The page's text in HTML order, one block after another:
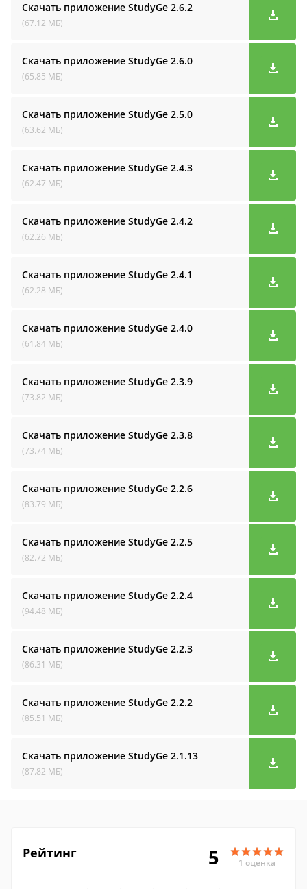
Скачать приложение StudyGe 2.6.2
(67.12 МБ)
Скачать приложение StudyGe 2.6.0
(65.85 МБ)
Скачать приложение StudyGe 2.5.0
(63.62 МБ)
Скачать приложение StudyGe 2.4.3
(62.47 МБ)
Скачать приложение StudyGe 2.4.2
(62.26 МБ)
Скачать приложение StudyGe 2.4.1
(62.28 МБ)
Скачать приложение StudyGe 2.4.0
(61.84 МБ)
Скачать приложение StudyGe 2.3.9
(73.82 МБ)
Скачать приложение StudyGe 2.3.8
(73.74 МБ)
Скачать приложение StudyGe 2.2.6
(83.79 МБ)
Скачать приложение StudyGe 2.2.5
(82.72 МБ)
Скачать приложение StudyGe 2.2.4
(94.48 МБ)
Скачать приложение StudyGe 2.2.3
(86.31 МБ)
Скачать приложение StudyGe 2.2.2
(85.51 МБ)
Скачать приложение StudyGe 2.1.13
(87.82 МБ)
Рейтинг 5 1 оценка